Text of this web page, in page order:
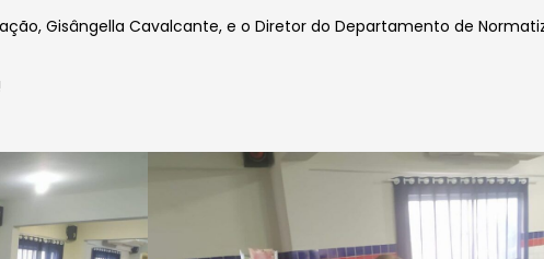
Gisângella Cavalcante, e o Diretor do Departamento de